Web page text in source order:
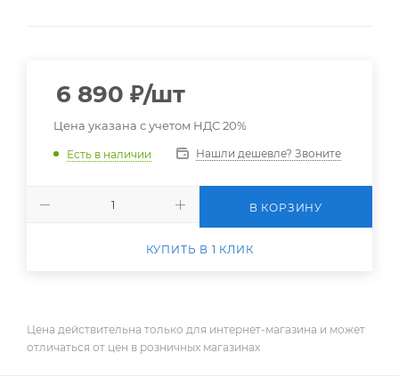
6 890 ₽/шт
Цена указана с учетом НДС 20%
Есть в наличии Нашли дешевле? Звоните
В КОРЗИНУ
КУПИТЬ В 1 КЛИК
Цена действительна только для интернет-магазина и может
отличаться от цен в розничных магазинах